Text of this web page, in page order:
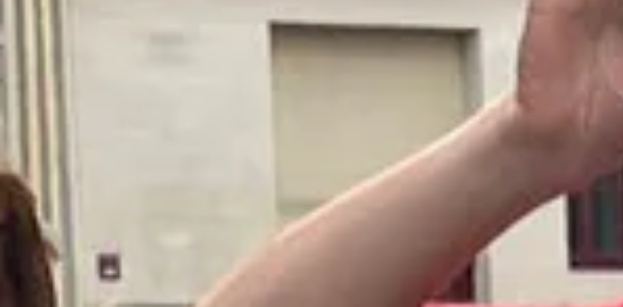
Champagne Lanson
Champagne Veuve Clicquot
Pressoria
Wijnproeverij & wijnhuizen Aix en Provence
Wijnproeverij & wijnhuizen Beaune
Wijnproeverij & wijnhuizen Colmar